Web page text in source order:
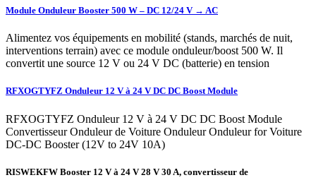
Module Onduleur Booster 500 W – DC 12/24 V → AC
Alimentez vos équipements en mobilité (stands, marchés de nuit,
interventions terrain) avec ce module onduleur/boost 500 W. Il
convertit une source 12 V ou 24 V DC (batterie) en tension
RFXOGTYFZ Onduleur 12 V à 24 V DC DC Boost Module
RFXOGTYFZ Onduleur 12 V à 24 V DC DC Boost Module
Convertisseur Onduleur de Voiture Onduleur Onduleur for Voiture
DC-DC Booster (12V to 24V 10A)
RISWEKFW Booster 12 V à 24 V 28 V 30 A, convertisseur de